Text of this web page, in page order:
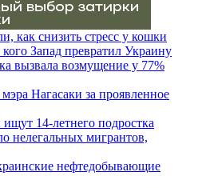
как снизить стресс у кошки
Запад превратил Украину
вызвала возмущение у 77%
Нагасаки за проявленное
14-летнего подростка
нелегальных мигрантов,
нефтедобывающие